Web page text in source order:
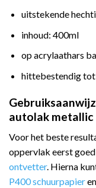
uitstekende
inhoud: 400ml
op acrylaathars
hittebestendig tot
autolak metallic
Voor het beste
oppervlak eerst
ontvetter. Hierna
P400 schuurpapier